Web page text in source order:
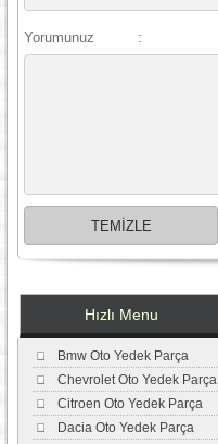
Yorumunuz :
Hızlı Menu
Bmw Oto Yedek Parça
Chevrolet Oto Yedek Parça
Citroen Oto Yedek Parça
Dacia Oto Yedek Parça